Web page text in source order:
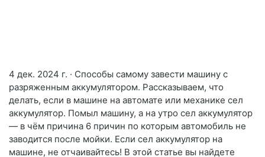
4 дек. 2024 г. · Способы самому завести машину с
разряженным аккумулятором. Рассказываем, что
делать, если в машине на автомате или механике сел
аккумулятор. Помыл машину, а на утро сел аккумулятор
— в чём причина 6 причин по которым автомобиль не
заводится после мойки. Если сел аккумулятор на
машине, не отчаивайтесь! В этой статье вы найдете